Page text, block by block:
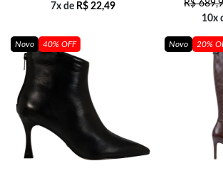
7x de R$22,49 R$
10x
Novo 40% OFF Novo 20%